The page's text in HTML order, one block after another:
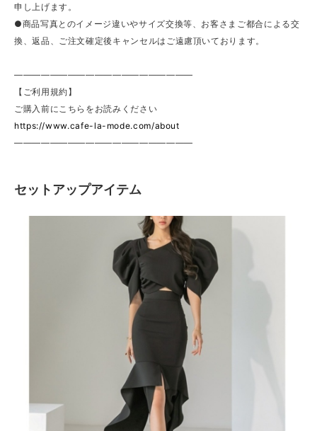
申し上げます。
●商品写真とのイメージ違いやサイズ交換等、お客さまご都合による交
換、返品、ご注文確定後キャンセルはご遠慮頂いております。
————————————————————
【ご利用規約】
ご購入前にこちらをお読みください
https://www.cafe-la-mode.com/about
————————————————————
セットアップアイテム